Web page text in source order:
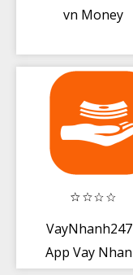
vn Money
App Vay